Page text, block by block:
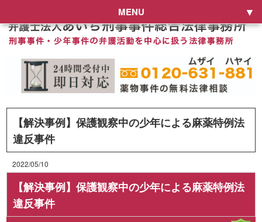
MENU
【解決事例】保護観察中の少年による麻薬特例法
違反事件
2022/05/10
【解決事例】保護観察中の少年による麻薬特例法
違反事件